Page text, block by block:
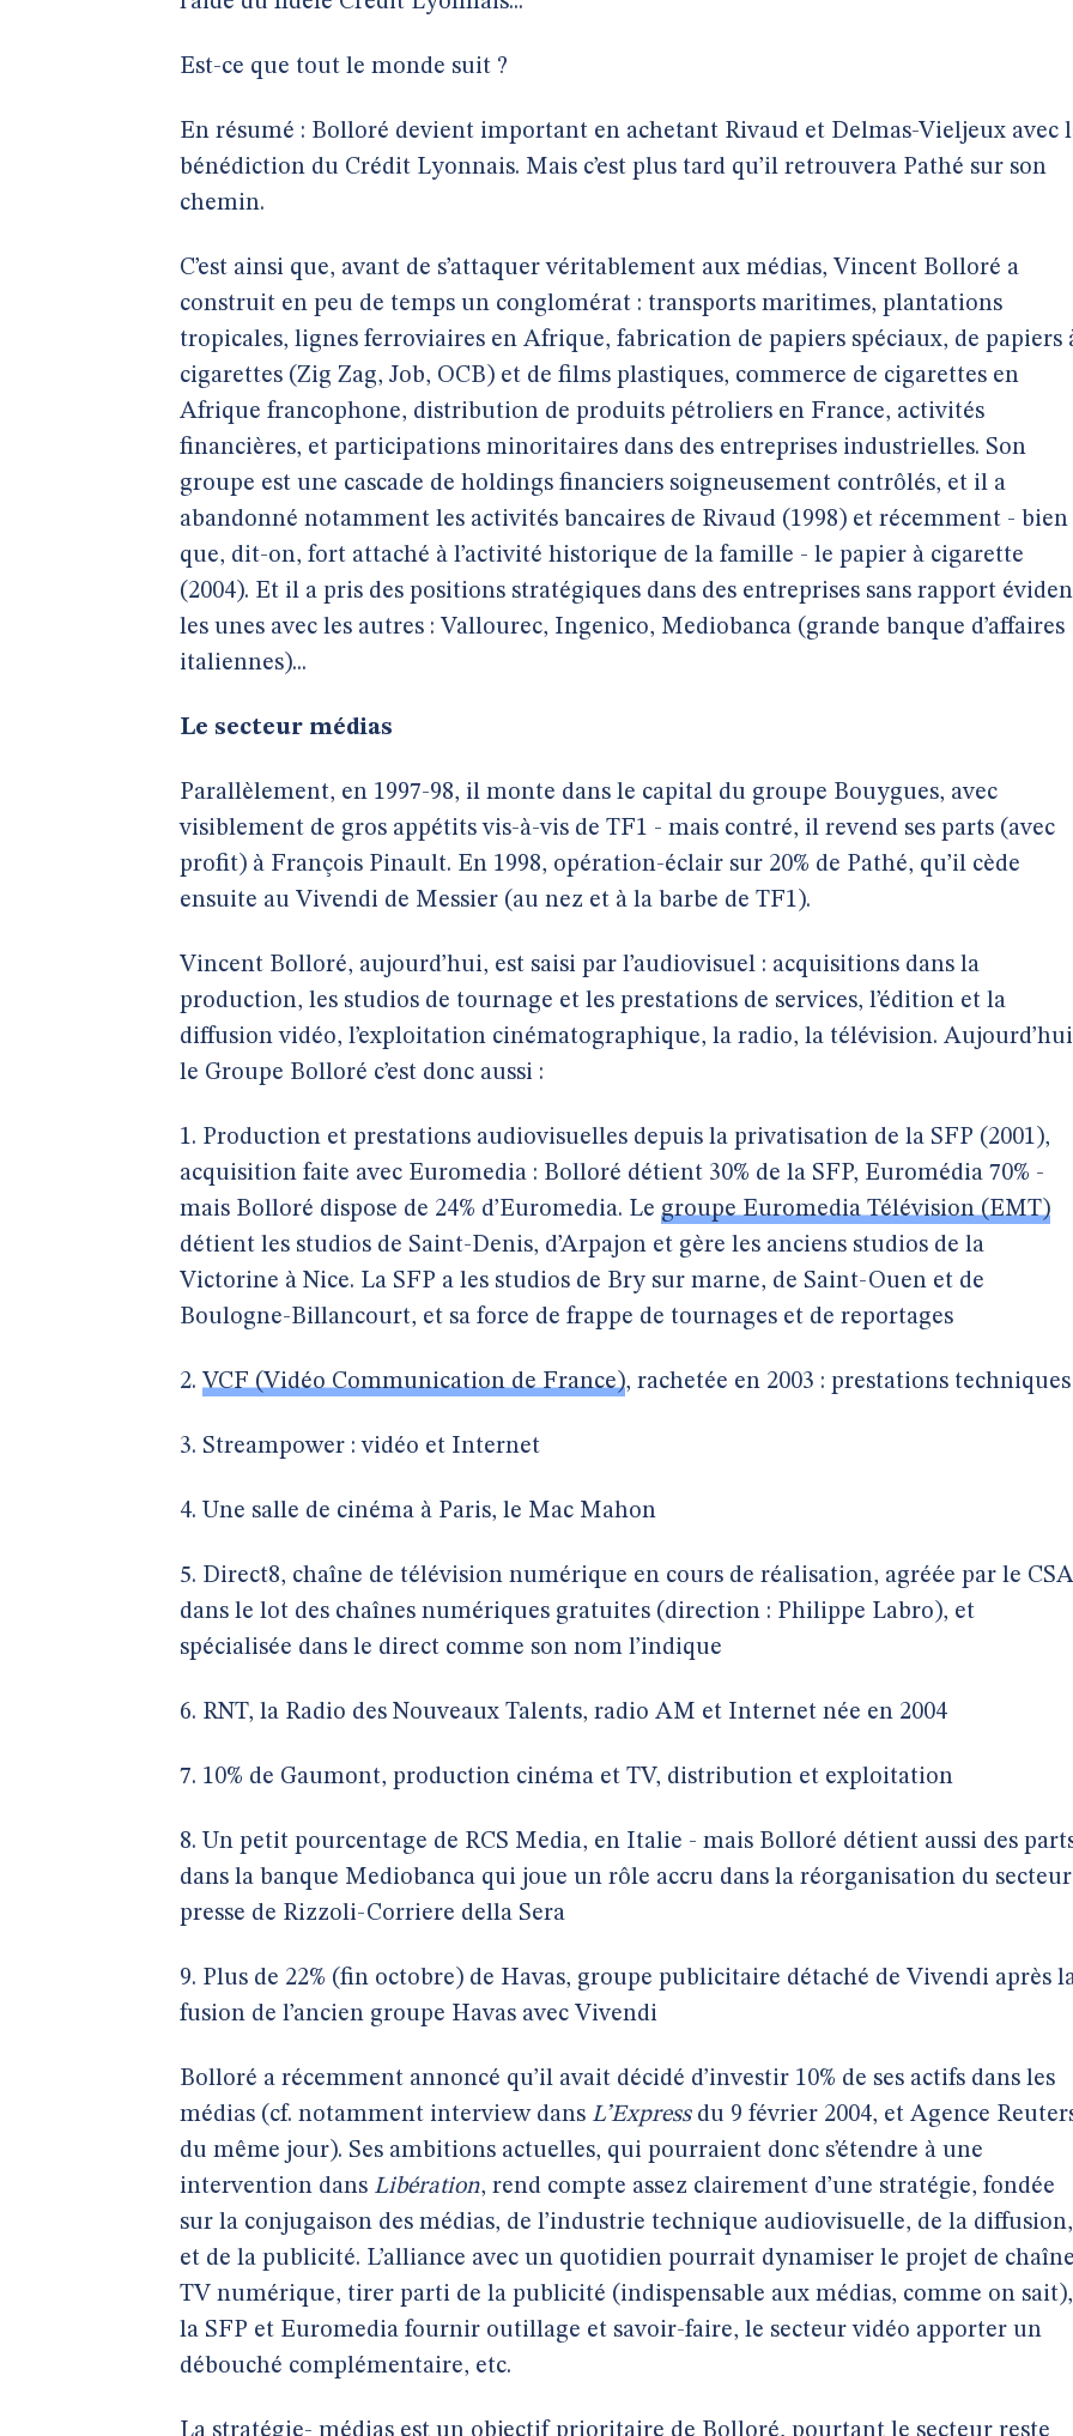
Est-ce que tout le monde suit ?
En résumé : Bolloré devient important en achetant Rivaud et Delmas-Vieljeux avec
bénédiction du Crédit Lyonnais. Mais c’est plus tard qu’il retrouvera Pathé sur son
chemin.
C’est ainsi que, avant de s’attaquer véritablement aux médias, Vincent Bolloré a
construit en peu de temps un conglomérat : transports maritimes, plantations
tropicales, lignes ferroviaires en Afrique, fabrication de papiers spéciaux, de papiers
cigarettes (Zig Zag, Job, OCB) et de films plastiques, commerce de cigarettes en
Afrique francophone, distribution de produits pétroliers en France, activités
financières, et participations minoritaires dans des entreprises industrielles. Son
groupe est une cascade de holdings financiers soigneusement contrôlés, et il a
abandonné notamment les activités bancaires de Rivaud (1998) et récemment - bien
que, dit-on, fort attaché à l’activité historique de la famille - le papier à cigarette
(2004). Et il a pris des positions stratégiques dans des entreprises sans rapport
les unes avec les autres : Vallourec, Ingenico, Mediobanca (grande banque d’affaires
italiennes)...
Le secteur médias
Parallèlement, en 1997-98, il monte dans le capital du groupe Bouygues, avec
visiblement de gros appétits vis-à-vis de TF1 - mais contré, il revend ses parts (avec
profit) à François Pinault. En 1998, opération-éclair sur 20% de Pathé, qu’il cède
ensuite au Vivendi de Messier (au nez et à la barbe de TF1).
Vincent Bolloré, aujourd’hui, est saisi par l’audiovisuel : acquisitions dans la
production, les studios de tournage et les prestations de services, l’édition et la
diffusion vidéo, l’exploitation cinématographique, la radio, la télévision.
le Groupe Bolloré c’est donc aussi :
1. Production et prestations audiovisuelles depuis la privatisation de la SFP (2001),
acquisition faite avec Euromedia : Bolloré détient 30% de la SFP, Euromédia 70% -
mais Bolloré dispose de 24% d’Euromedia. Le groupe Euromedia Télévision (EMT)
détient les studios de Saint-Denis, d’Arpajon et gère les anciens studios de la
Victorine à Nice. La SFP a les studios de Bry sur marne, de Saint-Ouen et de
Boulogne-Billancourt, et sa force de frappe de tournages et de reportages
2. VCF (Vidéo Communication de France), rachetée en 2003 : prestations techniques
3. Streampower : vidéo et Internet
4. Une salle de cinéma à Paris, le Mac Mahon
5. Direct8, chaîne de télévision numérique en cours de réalisation, agréée par le CSA
dans le lot des chaînes numériques gratuites (direction : Philippe Labro), et
spécialisée dans le direct comme son nom l’indique
6. RNT, la Radio des Nouveaux Talents, radio AM et Internet née en 2004
7. 10% de Gaumont, production cinéma et TV, distribution et exploitation
8. Un petit pourcentage de RCS Media, en Italie - mais Bolloré détient aussi des
dans la banque Mediobanca qui joue un rôle accru dans la réorganisation du
presse de Rizzoli-Corriere della Sera
9. Plus de 22% (fin octobre) de Havas, groupe publicitaire détaché de Vivendi après
fusion de l’ancien groupe Havas avec Vivendi
Bolloré a récemment annoncé qu’il avait décidé d’investir 10% de ses actifs dans les
médias (cf. notamment interview dans L’Expressdu 9 février 2004, et Agence
du même jour). Ses ambitions actuelles, qui pourraient donc s’étendre à une
intervention dans Libération, rend compte assez clairement d’une stratégie, fondée
sur la conjugaison des médias, de l’industrie technique audiovisuelle, de la diffusion,
et de la publicité. L’alliance avec un quotidien pourrait dynamiser le projet de chaîne
TV numérique, tirer parti de la publicité (indispensable aux médias, comme on sait),
la SFP et Euromedia fournir outillage et savoir-faire, le secteur vidéo apporter un
débouché complémentaire, etc.
La stratégie- médias est un objectif prioritaire de Bolloré, pourtant le secteur reste